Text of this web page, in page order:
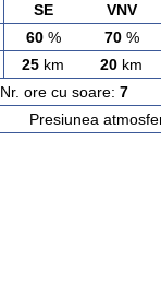
SE VNV
60% 70%
25 km 20 km
Nr. ore cu soare: 7
Presiunea